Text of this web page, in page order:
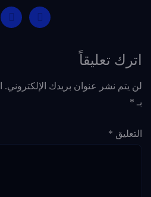
اترك تعليقاً
لن يتم نشر عنوان بريدك الإلكتروني.
بـ *
التعليق *